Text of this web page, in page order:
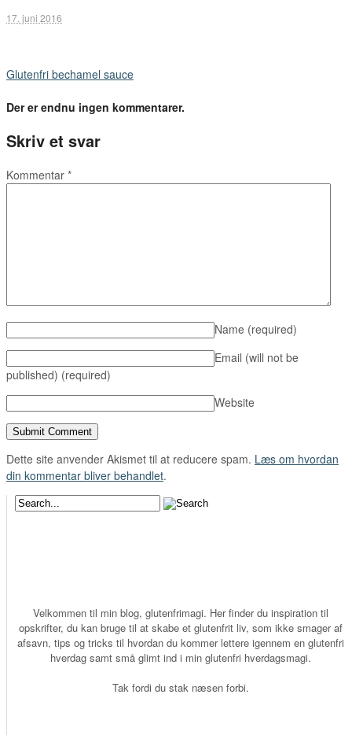
17. juni 2016
Glutenfri bechamel sauce
Der er endnu ingen kommentarer.
Skriv et svar
Kommentar *
Name (required)
Email (will not be
published) (required)
Website
Dette site anvender Akismet til at reducere spam. Læs om hvordan
din kommentar bliver behandlet.
Velkommen til min blog, glutenfrimagi. Her finder du inspiration til
opskrifter, du kan bruge til at skabe et glutenfrit liv, som ikke smager af
afsavn, tips og tricks til hvordan du kommer lettere igennem en glutenfri
hverdag samt små glimt ind i min glutenfri hverdagsmagi.
Tak fordi du stak næsen forbi.